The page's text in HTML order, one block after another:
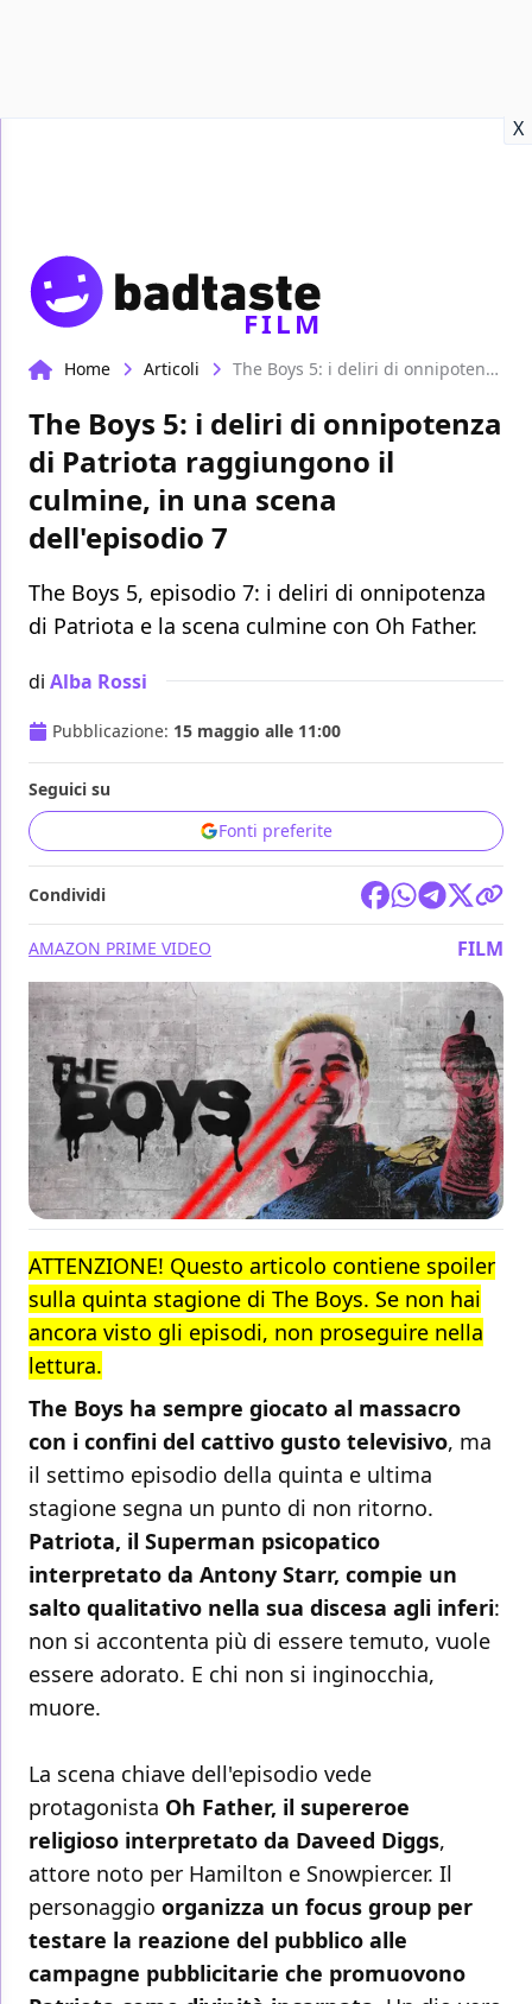
X
FILM
Home Articoli The Boys 5: i deliri di onnipotenza di Patriota raggiungono il culmine, in una scena dell'episodio 7
The Boys 5: i deliri di onnipotenza
di Patriota raggiungono il
culmine, in una scena
dell'episodio 7
The Boys 5, episodio 7: i deliri di onnipotenza
di Patriota e la scena culmine con Oh Father.
di Alba Rossi
Pubblicazione: 15 maggio alle 11:00
Seguici su
Fonti preferite
Condividi
AMAZON PRIME VIDEO FILM
ATTENZIONE! Questo articolo contiene spoiler
sulla quinta stagione di The Boys. Se non hai
ancora visto gli episodi, non proseguire nella
lettura.
The Boys ha sempre giocato al massacro
con i confini del cattivo gusto televisivo, ma
il settimo episodio della quinta e ultima
stagione segna un punto di non ritorno.
Patriota, il Superman psicopatico
interpretato da Antony Starr, compie un
salto qualitativo nella sua discesa agli inferi:
non si accontenta più di essere temuto, vuole
essere adorato. E chi non si inginocchia,
muore.
La scena chiave dell'episodio vede
protagonista Oh Father, il supereroe
religioso interpretato da Daveed Diggs,
attore noto per Hamilton e Snowpiercer. Il
personaggio organizza un focus group per
testare la reazione del pubblico alle
campagne pubblicitarie che promuovono